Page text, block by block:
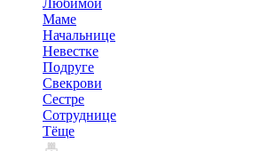
Любимой
Маме
Начальнице
Невестке
Подруге
Свекрови
Сестре
Сотруднице
Тёще